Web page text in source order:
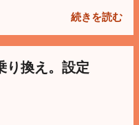
トをダウンロードして、
ルド | Selfkleptomaniac
$ sudo easy_install
1.3.0 documentation 最
イトを構築するのにい
。 １．Phalcon PHPを
devel git # git clone
続きを読む
換え。設定